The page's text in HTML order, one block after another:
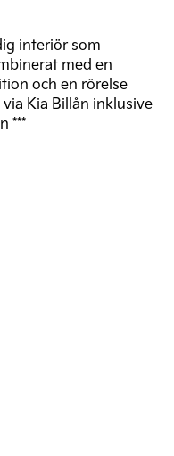
interiör som
med en
och en rörelse
Kia Billån inklusive
***